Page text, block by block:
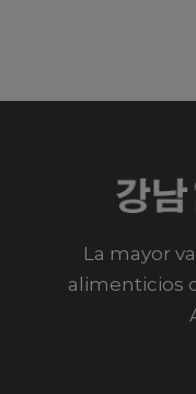
La mayor
alimenticios